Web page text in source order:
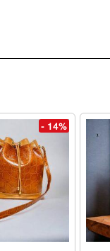
- 14%